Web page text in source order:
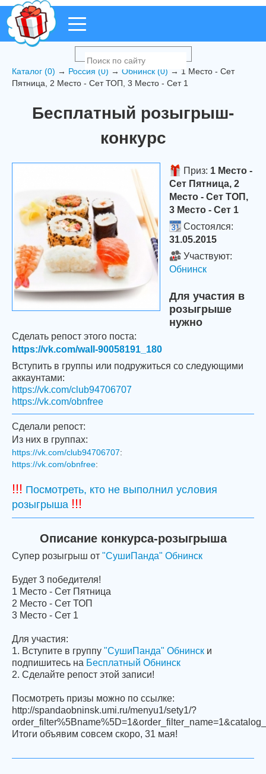
Каталог (0) → Россия (0) → Обнинск (0) → 1 Место - Сет
Пятница, 2 Место - Сет ТОП, 3 Место - Сет 1
Бесплатный розыгрыш-
конкурс
Приз: 1 Место -
Сет Пятница, 2
Место - Сет ТОП,
3 Место - Сет 1
Состоялся:
31.05.2015
Участвуют:
Обнинск
Для участия в
розыгрыше
нужно
Сделать репост этого поста:
https://vk.com/wall-90058191_180
Вступить в группы или подружиться со следующими
аккаунтами:
https://vk.com/club94706707
https://vk.com/obnfree
Сделали репост:
Из них в группах:
https://vk.com/club94706707:
https://vk.com/obnfree:
!!! Посмотреть, кто не выполнил условия
розыгрыша !!!
Описание конкурса-розыгрыша
Супер розыгрыш от "СушиПанда" Обнинск
Будет 3 победителя!
1 Место - Сет Пятница
2 Место - Сет ТОП
3 Место - Сет 1
Для участия:
1. Вступите в группу "СушиПанда" Обнинск и
подпишитесь на Бесплатный Обнинск
2. Сделайте репост этой записи!
Посмотреть призы можно по ссылке:
http://spandaobninsk.umi.ru/menyu1/sety1/?
Итоги объявим совсем скоро, 31 мая!